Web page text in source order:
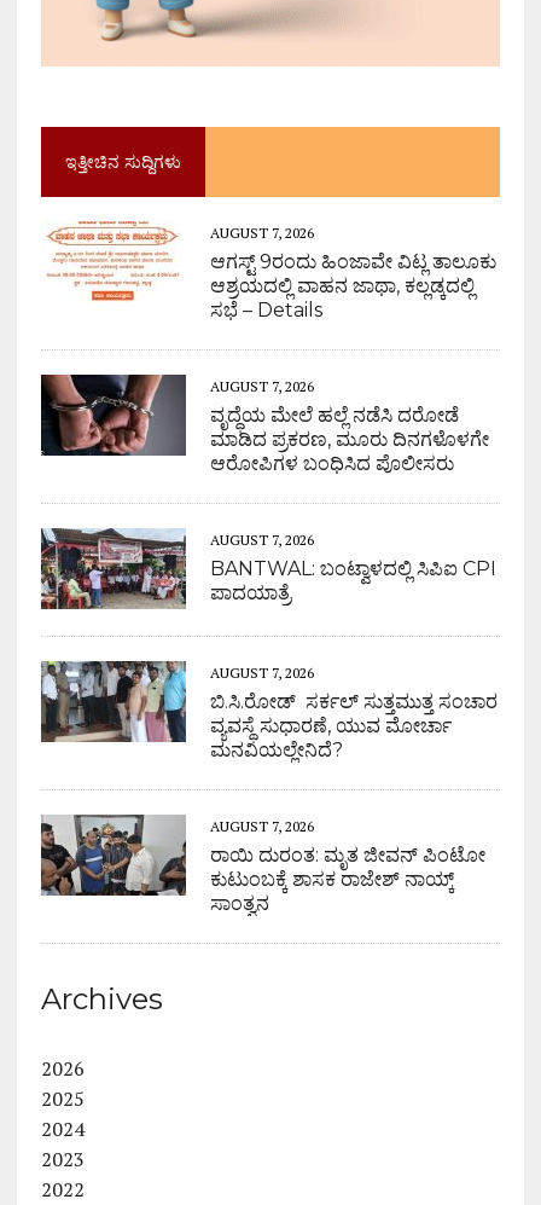
ಇತ್ತೀಚಿನ ಸುದ್ದಿಗಳು
AUGUST 7, 2026
ಆಗಸ್ಟ್ 9ರಂದು ಹಿಂಜಾವೇ ವಿಟ್ಲ ತಾಲೂಕು
ಆಶ್ರಯದಲ್ಲಿ ವಾಹನ ಜಾಥಾ, ಕಲ್ಲಡ್ಕದಲ್ಲಿ
ಸಭೆ – Details
AUGUST 7, 2026
ವೃದ್ಧೆಯ ಮೇಲೆ ಹಲ್ಲೆ ನಡೆಸಿ ದರೋಡೆ
ಮಾಡಿದ ಪ್ರಕರಣ, ಮೂರು ದಿನಗಳೊಳಗೇ
ಆರೋಪಿಗಳ ಬಂಧಿಸಿದ ಪೊಲೀಸರು
AUGUST 7, 2026
BANTWAL: ಬಂಟ್ವಾಳದಲ್ಲಿ ಸಿಪಿಐ CPI
ಪಾದಯಾತ್ರೆ
AUGUST 7, 2026
ಬಿ.ಸಿ.ರೋಡ್ ಸರ್ಕಲ್ ಸುತ್ತಮುತ್ತ ಸಂಚಾರ
ವ್ಯವಸ್ಥೆ ಸುಧಾರಣೆ, ಯುವ ಮೋರ್ಚಾ
ಮನವಿಯಲ್ಲೇನಿದೆ?
AUGUST 7, 2026
ರಾಯಿ ದುರಂತ: ಮೃತ ಜೀವನ್ ಪಿಂಟೋ
ಕುಟುಂಬಕ್ಕೆ ಶಾಸಕ ರಾಜೇಶ್ ನಾಯ್ಕ್
ಸಾಂತ್ವನ
Archives
2026
2025
2024
2023
2022